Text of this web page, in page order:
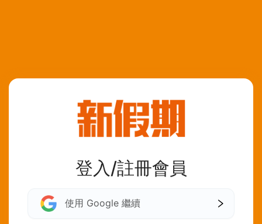
登入/註冊會員
使用 Google 繼續